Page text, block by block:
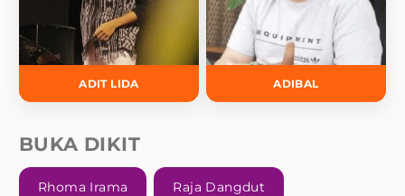
ADIT LIDA ADIBAL
BUKA DIKIT
Rhoma Irama Raja Dangdut